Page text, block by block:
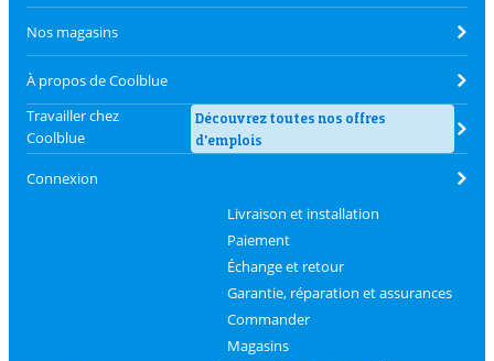
Nos magasins
À propos de Coolblue
Travailler chez
Coolblue
Découvrez toutes nos offres
d'emplois
Connexion
Livraison et installation
Paiement
Échange et retour
Garantie, réparation et assurances
Commander
Magasins